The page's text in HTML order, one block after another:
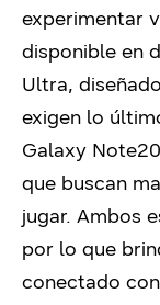
experimentar
disponible en
Ultra,
exigen lo
Galaxy
que buscan
jugar. Ambos
por lo que
conectado